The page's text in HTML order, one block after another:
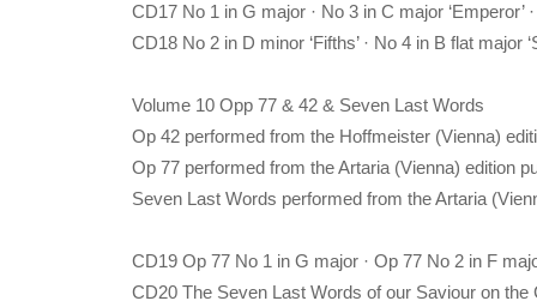
CD17 No 1 in G major · No 3 in C major ‘Emperor’
CD18 No 2 in D minor ‘Fifths’ · No 4 in B flat major
Volume 10 Opp 77 & 42 & Seven Last Words
Op 42 performed from the Hoffmeister (Vienna)
Op 77 performed from the Artaria (Vienna) edition
Seven Last Words performed from the Artaria
CD19 Op 77 No 1 in G major · Op 77 No 2 in F
CD20 The Seven Last Words of our Saviour on the